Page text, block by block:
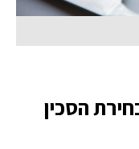
הסכין